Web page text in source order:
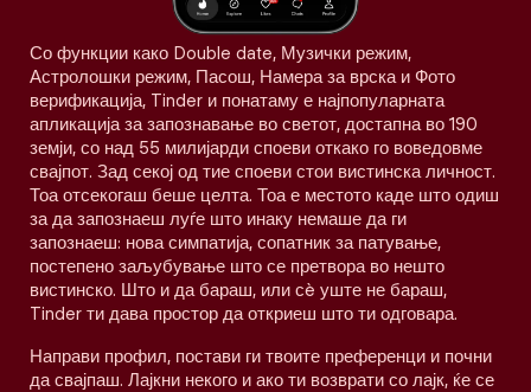
Со функции како Double date, Музички режим,
Астролошки режим, Пасош, Намера за врска и Фото
верификација, Tinder и понатаму е најпопуларната
апликација за запознавање во светот, достапна во 190
земји, со над 55 милијарди споеви откако го воведовме
свајпот. Зад секој од тие споеви стои вистинска личност.
Тоа отсекогаш беше целта. Тоа е местото каде што одиш
за да запознаеш луѓе што инаку немаше да ги
запознаеш: нова симпатија, сопатник за патување,
постепено заљубување што се претвора во нешто
вистинско. Што и да бараш, или сè уште не бараш,
Tinder ти дава простор да откриеш што ти одговара.
Направи профил, постави ги твоите преференци и почни
да свајпаш. Лајкни некого и ако ти возврати со лајк, ќе се